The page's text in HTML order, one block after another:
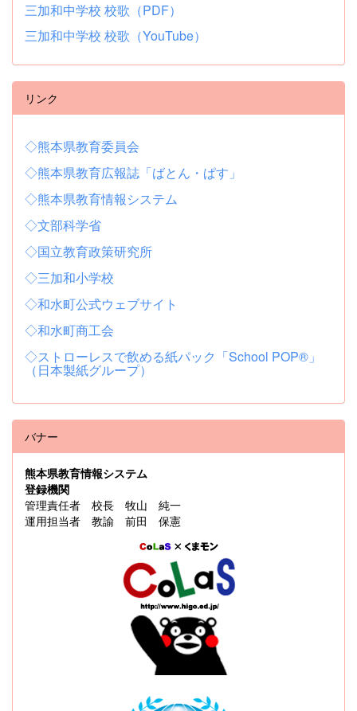
三加和中学校 校歌（PDF）
三加和中学校 校歌（YouTube）
リンク
◇熊本県教育委員会
◇熊本県教育広報誌「ばとん・ぱす」
◇熊本県教育情報システム
◇文部科学省
◇国立教育政策研究所
◇三加和小学校
◇和水町公式ウェブサイト
◇和水町商工会
◇ストローレスで飲める紙パック「School POP®」
（日本製紙グループ）
バナー
熊本県教育情報システム
登録機関
管理責任者 校長 牧山 純一
運用担当者 教諭 前田 保憲